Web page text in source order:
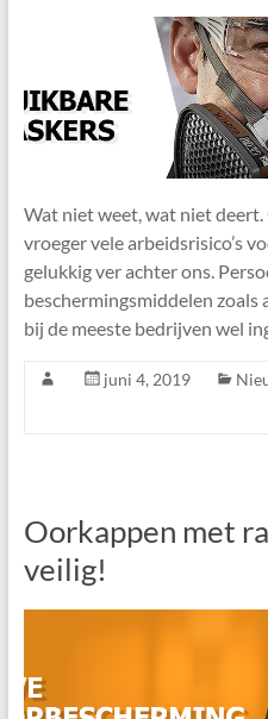
Wat niet weet, wat niet
vroeger vele arbeidsrisico’s
gelukkig ver achter ons.
beschermingsmiddelen zoals
bij de meeste bedrijven wel
juni 4, 2019
Oorkappen met
veilig!